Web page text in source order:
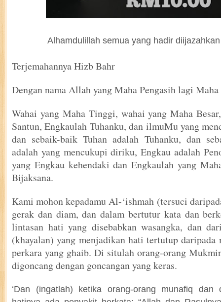
Alhamdulillah semua yang hadir
Terjemahannya Hizb Bahr
Dengan nama Allah yang Maha Pengasih lagi Maha
Wahai yang Maha Tinggi, wahai yang Maha
Santun, Engkaulah Tuhanku, dan ilmuMu yang
dan sebaik-baik Tuhan adalah Tuhanku, dan
adalah yang mencukupi diriku, Engkau adalah
yang Engkau kehendaki dan Engkaulah yang
Bijaksana.
Kami mohon kepadamu Al-‘ishmah (tersuci
gerak dan diam, dan dalam bertutur kata dan
lintasan hati yang disebabkan wasangka, dan
(khayalan) yang menjadikan hati tertutup daripada
perkara yang ghaib. Di situlah orang-orang
digoncang dengan goncangan yang keras.
‘Dan (ingatlah) ketika orang-orang munafiq dan